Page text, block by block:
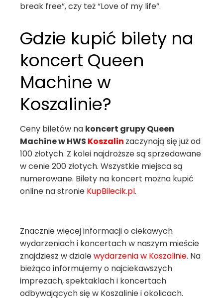
break free”, czy też “Love of my life”.
Gdzie kupić bilety na
koncert Queen
Machine w
Koszalinie?
Ceny biletów na koncert grupy Queen
Machine w HWS Koszalin zaczynają się już od
100 złotych. Z kolei najdroższe są sprzedawane
w cenie 200 złotych. Wszystkie miejsca są
numerowane. Bilety na koncert można kupić
online na stronie KupBilecik.pl.
Znacznie więcej informacji o ciekawych
wydarzeniach i koncertach w naszym mieście
znajdziesz w dzialewydarzenia w Koszalinie. Na
bieżąco informujemy o najciekawszych
imprezach, spektaklach i koncertach
odbywających się w Koszalinie i okolicach.